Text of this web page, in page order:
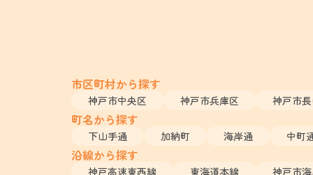
市区町村から探す
神戸市中央区 神戸市兵庫区 神戸市
町名から探す
下山手通 加納町 海岸通 中町
沿線から探す
神戸高速東西線 東海道本線
神戸市